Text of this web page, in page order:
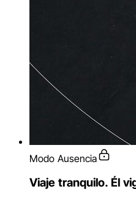
Modo Ausencia
Viaje tranquilo. Él